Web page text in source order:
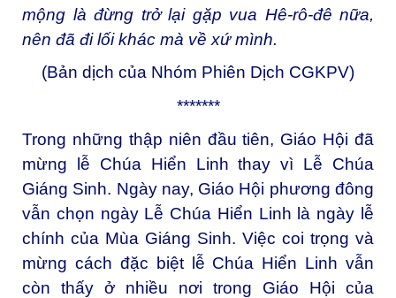
mộng là đừng trở lại gặp vua Hê-rô-đê nữa,
nên đã đi lối khác mà về xứ mình.
(Bản dịch của Nhóm Phiên Dịch CGKPV)
*******
Trong những thập niên đầu tiên, Giáo Hội đã
mừng lễ Chúa Hiển Linh thay vì Lễ Chúa
Giáng Sinh. Ngày nay, Giáo Hội phương đông
vẫn chọn ngày Lễ Chúa Hiển Linh là ngày lễ
chính của Mùa Giáng Sinh. Việc coi trọng và
mừng cách đặc biệt lễ Chúa Hiển Linh vẫn
còn thấy ở nhiều nơi trong Giáo Hội của